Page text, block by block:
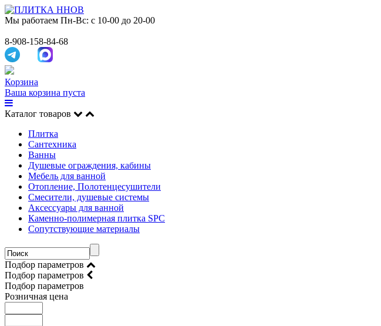
Мы работаем Пн-Вс: с 10-00 до 20-00
8-908-158-84-68
Корзина
Ваша корзина пуста
Каталог товаров
Плитка
Сантехника
Ванны
Душевые ограждения, кабины
Мебель для ванной
Отопление, Полотенцесушители
Смесители, душевые системы
Аксессуары для ванной
Каменно-полимерная плитка SPC
Сопутствующие материалы
Подбор параметров
Подбор параметров
Подбор параметров
Розничная цена